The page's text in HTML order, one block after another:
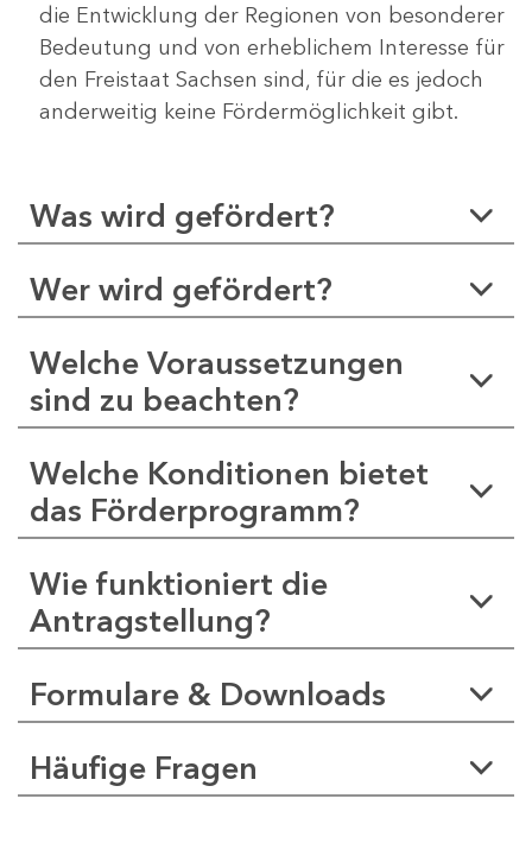
die Entwicklung der Regionen von besonderer
Bedeutung und von erheblichem Interesse für
den Freistaat Sachsen sind, für die es jedoch
anderweitig keine Fördermöglichkeit gibt.
Was wird gefördert?
Wer wird gefördert?
Welche Voraussetzungen
sind zu beachten?
Welche Konditionen bietet
das Förderprogramm?
Wie funktioniert die
Antragstellung?
Formulare & Downloads
Häufige Fragen